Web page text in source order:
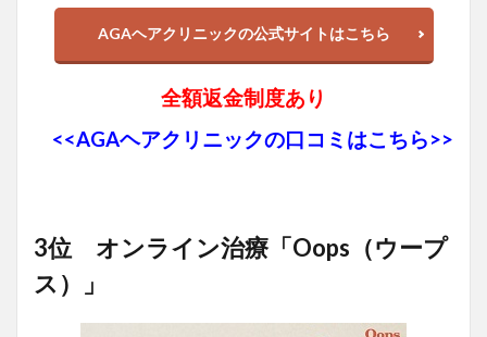
AGAヘアクリニックの公式サイトはこちら
全額返金制度あり
<<AGAヘアクリニックの口コミはこちら>>
3位 オンライン治療「Oops（ウープ
ス）」